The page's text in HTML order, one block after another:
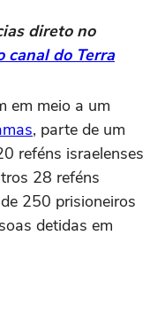
direto no
canal do Terra
em meio a um
, parte de um
reféns israelenses
28 reféns
250 prisioneiros
detidas em